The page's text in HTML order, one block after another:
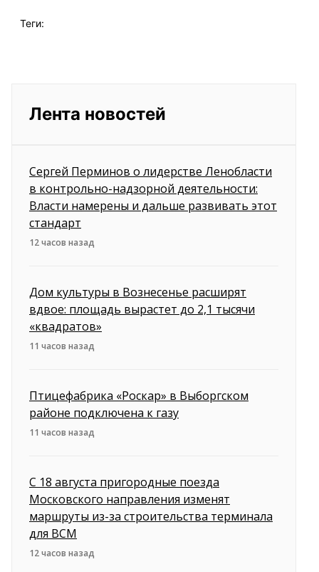
Теги:
Лента новостей
Сергей Перминов о лидерстве Ленобласти
в контрольно-надзорной деятельности:
Власти намерены и дальше развивать этот
стандарт
12 часов назад
Дом культуры в Вознесенье расширят
вдвое: площадь вырастет до 2,1 тысячи
«квадратов»
11 часов назад
Птицефабрика «Роскар» в Выборгском
районе подключена к газу
11 часов назад
С 18 августа пригородные поезда
Московского направления изменят
маршруты из-за строительства терминала
для ВСМ
12 часов назад